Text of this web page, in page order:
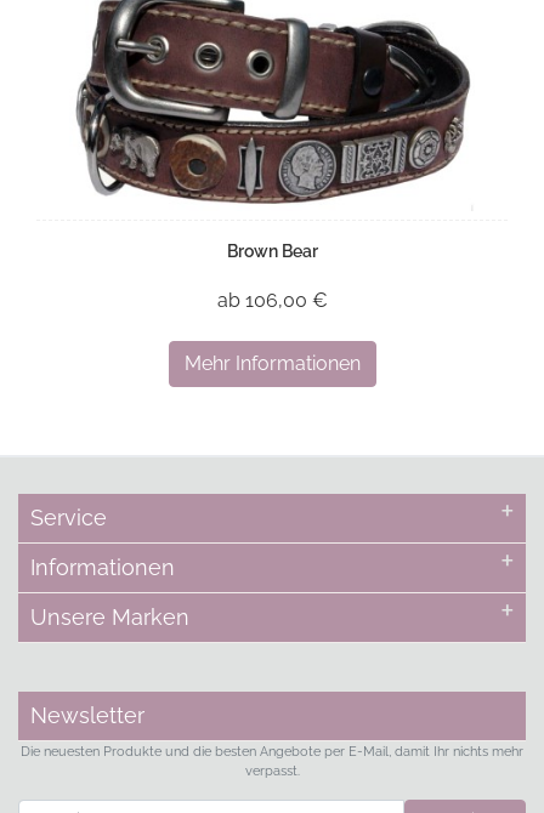
Brown Bear
ab 106,00 €
Mehr Informationen
Service
Informationen
Unsere Marken
Newsletter
Die neuesten Produkte und die besten Angebote per E-Mail, damit Ihr nichts mehr
verpasst.